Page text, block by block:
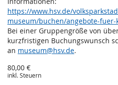
https://www.hsv.de/
museum/buchen/angebote-fuer-
Bei einer Gruppengröße von
kurzfristigen Buchungswunsch
an museum@hsv.de.
80,00 €
inkl. Steuern